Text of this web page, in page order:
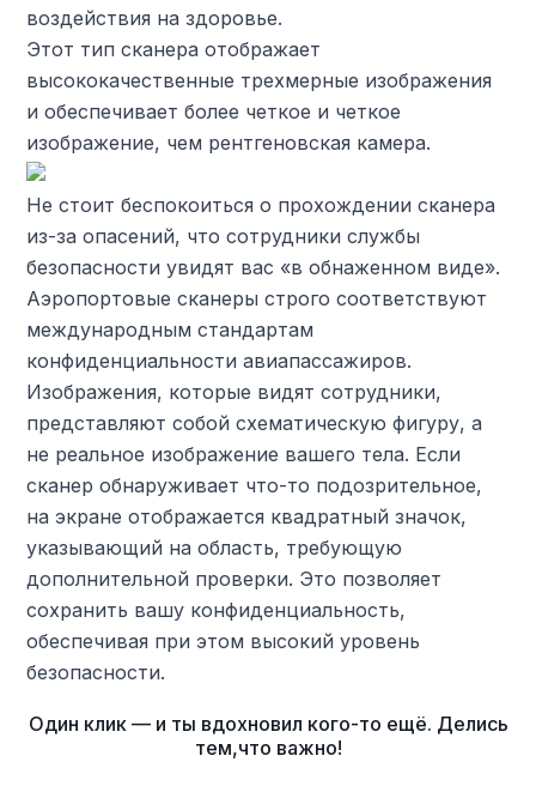
воздействия на здоровье.
Этот тип сканера отображает
высококачественные трехмерные изображения
и обеспечивает более четкое и четкое
изображение, чем рентгеновская камера.
Не стоит беспокоиться о прохождении сканера
из-за опасений, что сотрудники службы
безопасности увидят вас «в обнаженном виде».
Аэропортовые сканеры строго соответствуют
международным стандартам
конфиденциальности авиапассажиров.
Изображения, которые видят сотрудники,
представляют собой схематическую фигуру, а
не реальное изображение вашего тела. Если
сканер обнаруживает что-то подозрительное,
на экране отображается квадратный значок,
указывающий на область, требующую
дополнительной проверки. Это позволяет
сохранить вашу конфиденциальность,
обеспечивая при этом высокий уровень
безопасности.